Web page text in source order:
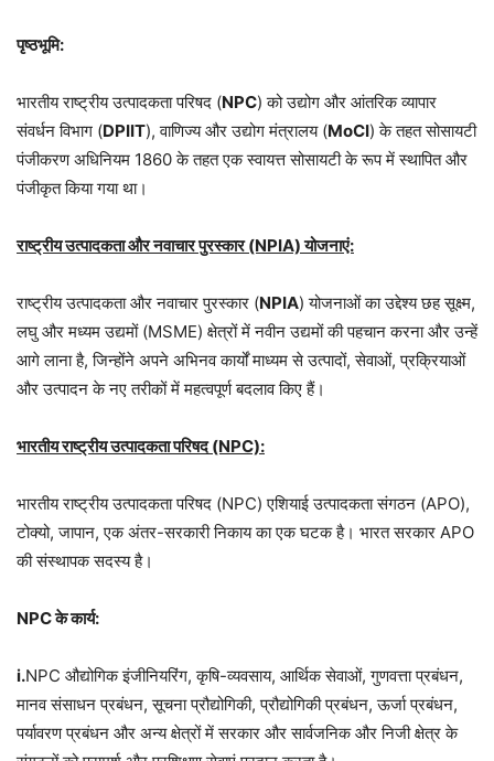
पृष्ठभूमि:
भारतीय राष्ट्रीय उत्पादकता परिषद (NPC) को उद्योग और आंतरिक व्यापार
संवर्धन विभाग (DPIIT), वाणिज्य और उद्योग मंत्रालय (MoCI) के तहत सोसायटी
पंजीकरण अधिनियम 1860 के तहत एक स्वायत्त सोसायटी के रूप में स्थापित और
पंजीकृत किया गया था।
राष्ट्रीय उत्पादकता और नवाचार पुरस्कार (NPIA) योजनाएं:
राष्ट्रीय उत्पादकता और नवाचार पुरस्कार (NPIA) योजनाओं का उद्देश्य छह सूक्ष्म,
लघु और मध्यम उद्यमों (MSME) क्षेत्रों में नवीन उद्यमों की पहचान करना और उन्हें
आगे लाना है, जिन्होंने अपने अभिनव कार्यों माध्यम से उत्पादों, सेवाओं, प्रक्रियाओं
और उत्पादन के नए तरीकों में महत्वपूर्ण बदलाव किए हैं।
भारतीय राष्ट्रीय उत्पादकता परिषद (NPC):
भारतीय राष्ट्रीय उत्पादकता परिषद (NPC) एशियाई उत्पादकता संगठन (APO),
टोक्यो, जापान, एक अंतर-सरकारी निकाय का एक घटक है। भारत सरकार APO
की संस्थापक सदस्य है।
NPC के कार्य:
i.NPC औद्योगिक इंजीनियरिंग, कृषि-व्यवसाय, आर्थिक सेवाओं, गुणवत्ता प्रबंधन,
मानव संसाधन प्रबंधन, सूचना प्रौद्योगिकी, प्रौद्योगिकी प्रबंधन, ऊर्जा प्रबंधन,
पर्यावरण प्रबंधन और अन्य क्षेत्रों में सरकार और सार्वजनिक और निजी क्षेत्र के